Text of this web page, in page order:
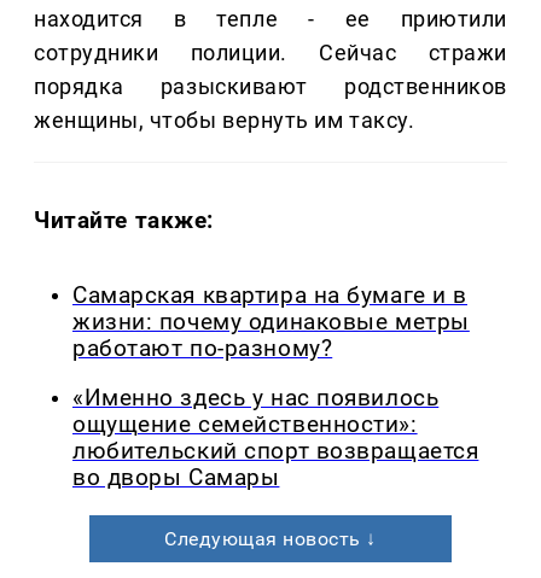
находится в тепле - ее приютили
сотрудники полиции. Сейчас стражи
порядка разыскивают родственников
женщины, чтобы вернуть им таксу.
Читайте также:
Самарская квартира на бумаге и в
жизни: почему одинаковые метры
работают по-разному?
«Именно здесь у нас появилось
ощущение семейственности»:
любительский спорт возвращается
во дворы Самары
Следующая новость ↓